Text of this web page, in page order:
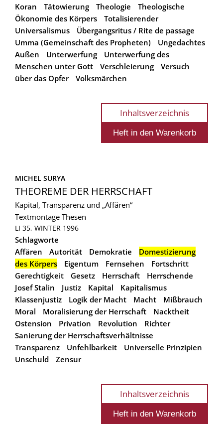
Koran
Tätowierung Theologie
Theologische
Ökonomie des Körpers
Totalisierender
Universalismus
Übergangsritus / Rite de passage
Umma (Gemeinschaft des Propheten)
Ungedachtes
Außen
Unterwerfung
Unterwerfung des
Menschen unter Gott
Verschleierung
Versuch
über das Opfer
Volksmärchen
Inhaltsverzeichnis
MICHEL SURYA
THEOREME DER HERRSCHAFT
Kapital, Transparenz und „Affären“
Textmontage Thesen
LI 35, WINTER 1996
Schlagworte
Affären
Autorität Demokratie
Domestizierung
des Körpers
Eigentum Fernsehen
Fortschritt
Gerechtigkeit
Gesetz Herrschaft
Herrschende
Josef Stalin
Justiz Kapital
Kapitalismus
Klassenjustiz
Logik der Macht Macht
Mißbrauch
Moral
Moralisierung der Herrschaft
Nacktheit
Ostension
Privation Revolution
Richter
Sanierung der Herrschaftsverhältnisse
Transparenz
Unfehlbarkeit
Universelle Prinzipien
Unschuld
Zensur
Inhaltsverzeichnis